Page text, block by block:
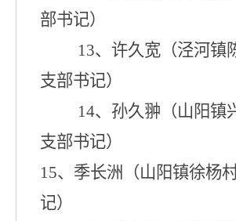
部书记）
13、许久宽 （泾河镇
支部书记）
14、孙久翀 （山阳镇
支部书记）
15、季长洲 （山阳镇徐杨
记）